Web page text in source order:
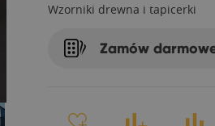
Wzorniki drewna i tapicerki
Zamów